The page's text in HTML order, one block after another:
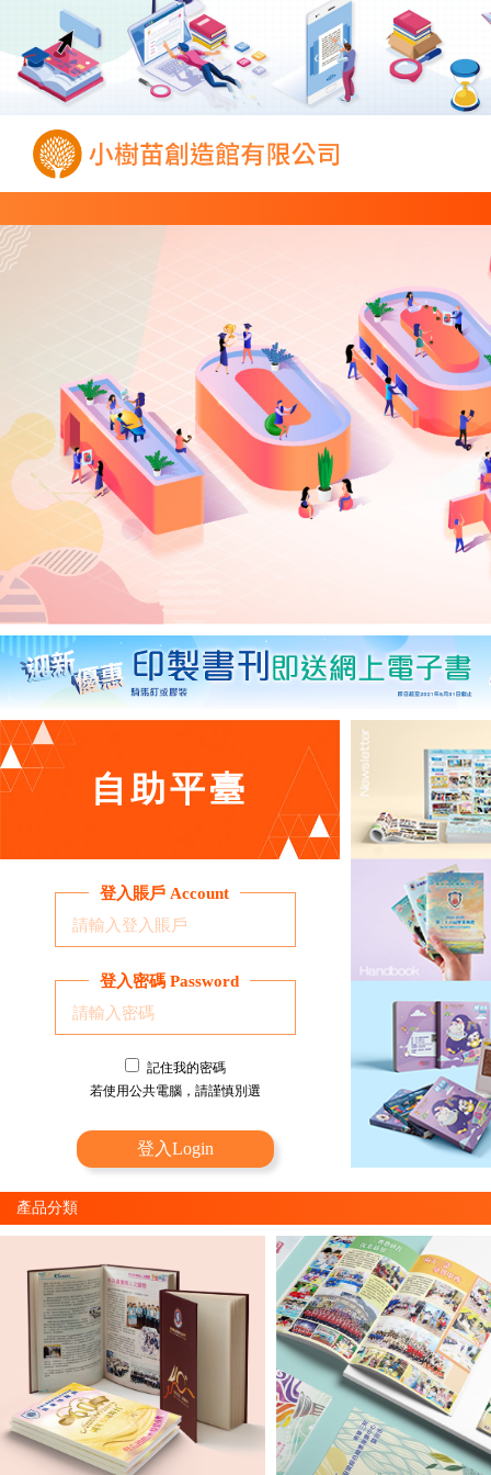
自助平臺
登入賬戶 Account
登入密碼 Password
記住我的密碼
若使用公共電腦，請謹慎別選
登入Login
產品分類